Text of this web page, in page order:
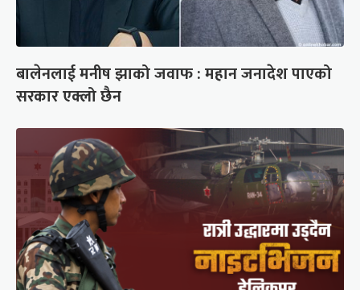
बालेनलाई मनीष झाको जवाफ : महान जनादेश पाएको
सरकार एक्लो छैन